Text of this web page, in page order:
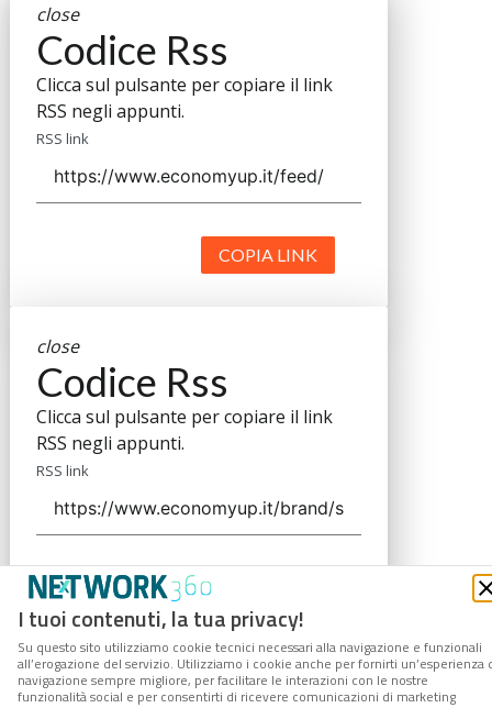
I tuoi contenuti, la tua privacy!
Su questo sito utilizziamo cookie tecnici necessari alla navigazione e funzionali
all’erogazione del servizio. Utilizziamo i cookie anche per fornirti un’esperienza
navigazione sempre migliore, per facilitare le interazioni con le nostre
funzionalità social e per consentirti di ricevere comunicazioni di marketing
close
Codice Rss
Clicca sul pulsante per copiare il link
RSS negli appunti.
RSS link
COPIA LINK
close
Codice Rss
Clicca sul pulsante per copiare il link
RSS negli appunti.
RSS link